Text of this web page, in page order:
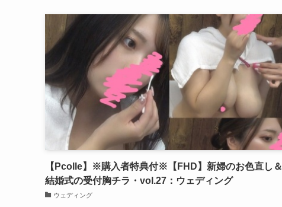
【Pcolle】※購入者特典付※【FHD】新婦のお色直し＆
結婚式の受付胸チラ・vol.27：ウェディング
ウェディング